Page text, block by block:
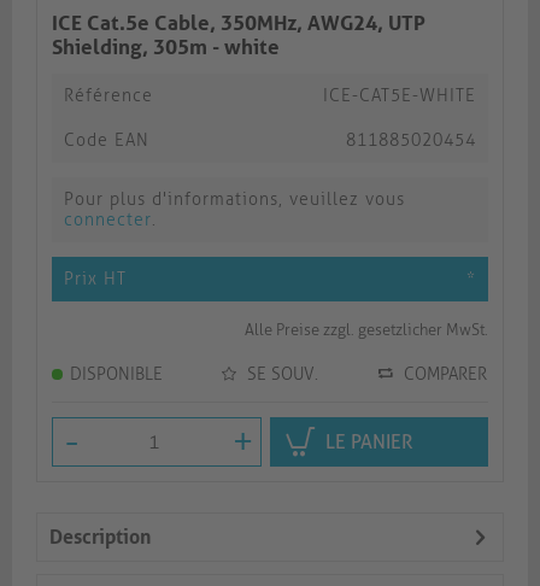
ICE Cat.5e Cable, 350MHz, AWG24, UTP
Shielding, 305m - white
Référence ICE-CAT5E-WHITE
Code EAN 811885020454
Pour plus d'informations, veuillez vous
connecter.
Prix HT *
Alle Preise zzgl. gesetzlicher MwSt.
DISPONIBLE SE SOUV. COMPARER
- + LE PANIER
Description